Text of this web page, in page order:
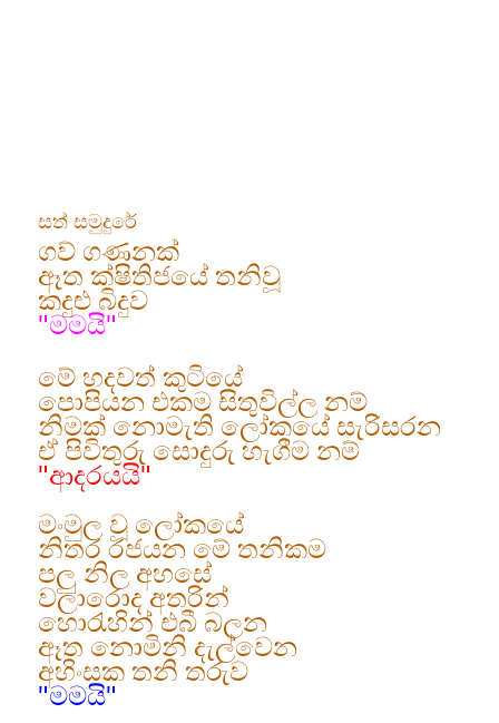
සත් සමුදුරේ
ගව් ගණනක්
ඈත ක්ෂිතිජයේ තනිවූ
කදුළු බිදුව
"මමයි"
මේ හදවත් කුටියේ
පොපියන එකම සිතුවිල්ල නම්
නිමක් නොමැති ලෝකයේ සැරිසරන
ඒ පිවිතුරු සොදුරු හැගීම නම්
"ආදරයයි"
මංමුල වූ ලෝකයේ
නිතර රජයන මේ තනිකම
පලු නිල අහසේ
වලාරොද අතරින්
හොරැහින් එබී බලන
ඈත නොමිනි දැල්වෙන
අහිංසක තනි තරුව
"මමයි"